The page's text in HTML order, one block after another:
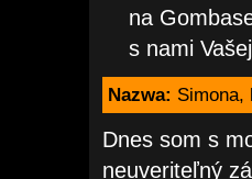
na
s nami
Nazwa: Simona,
Dnes som s
neuveriteľný